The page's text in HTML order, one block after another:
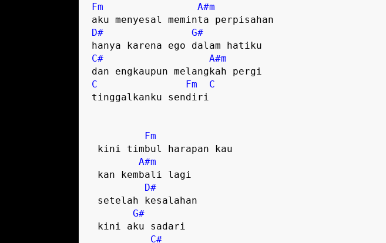
Fm
A#m
D#
G#
C#
A#m
C
Fm
C
tinggalkanku sendiri
Fm
A#m
D#
G#
C#